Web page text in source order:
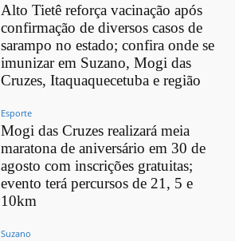
Alto Tietê reforça vacinação após
confirmação de diversos casos de
sarampo no estado; confira onde se
imunizar em Suzano, Mogi das
Cruzes, Itaquaquecetuba e região
Esporte
Mogi das Cruzes realizará meia
maratona de aniversário em 30 de
agosto com inscrições gratuitas;
evento terá percursos de 21, 5 e
10km
Suzano